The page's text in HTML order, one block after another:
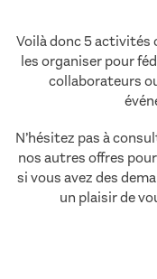
Voilà donc 5 activités
les organiser pour
collaborateurs
N’hésitez pas à
nos autres offres
si vous avez des
un plaisir de